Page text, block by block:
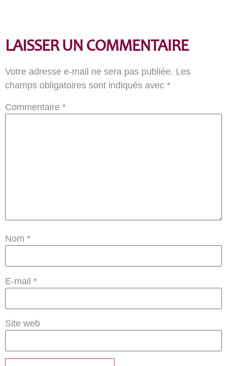
LAISSER UN COMMENTAIRE
Votre adresse e-mail ne sera pas publiée. Les
champs obligatoires sont indiqués avec *
Commentaire *
Nom *
E-mail *
Site web